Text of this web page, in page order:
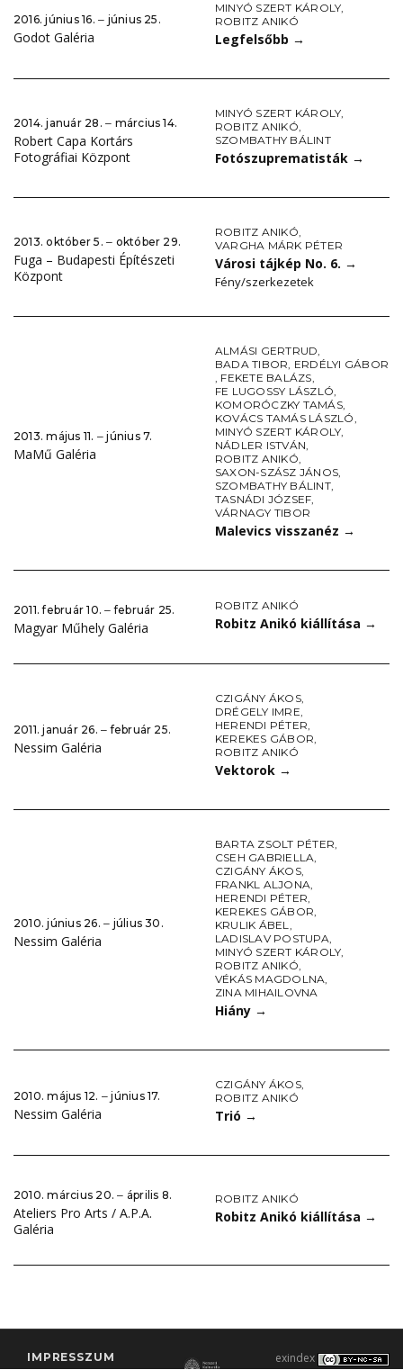
2016. június 16. ‒ június 25.
Godot Galéria
MINYÓ SZERT KÁROLY,
ROBITZ ANIKÓ
Legfelsőbb →
2014. január 28. ‒ március 14.
Robert Capa Kortárs
Fotográfiai Központ
MINYÓ SZERT KÁROLY,
ROBITZ ANIKÓ,
SZOMBATHY BÁLINT
Fotószuprematisták →
2013. október 5. ‒ október 29.
Fuga – Budapesti Építészeti
Központ
ROBITZ ANIKÓ,
VARGHA MÁRK PÉTER
Városi tájkép No. 6. →
Fény/szerkezetek
2013. május 11. ‒ június 7.
MaMű Galéria
ALMÁSI GERTRUD,
BADA TIBOR, ERDÉLYI GÁBOR
, FEKETE BALÁZS,
FE LUGOSSY LÁSZLÓ,
KOMORÓCZKY TAMÁS,
KOVÁCS TAMÁS LÁSZLÓ,
MINYÓ SZERT KÁROLY,
NÁDLER ISTVÁN,
ROBITZ ANIKÓ,
SAXON-SZÁSZ JÁNOS,
SZOMBATHY BÁLINT,
TASNÁDI JÓZSEF,
VÁRNAGY TIBOR
Malevics visszanéz →
2011. február 10. ‒ február 25.
Magyar Műhely Galéria
ROBITZ ANIKÓ
Robitz Anikó kiállítása →
2011. január 26. ‒ február 25.
Nessim Galéria
CZIGÁNY ÁKOS,
DRÉGELY IMRE,
HERENDI PÉTER,
KEREKES GÁBOR,
ROBITZ ANIKÓ
Vektorok →
2010. június 26. ‒ július 30.
Nessim Galéria
BARTA ZSOLT PÉTER,
CSEH GABRIELLA,
CZIGÁNY ÁKOS,
FRANKL ALJONA,
HERENDI PÉTER,
KEREKES GÁBOR,
KRULIK ÁBEL,
LADISLAV POSTUPA,
MINYÓ SZERT KÁROLY,
ROBITZ ANIKÓ,
VÉKÁS MAGDOLNA,
ZINA MIHAILOVNA
Hiány →
2010. május 12. ‒ június 17.
Nessim Galéria
CZIGÁNY ÁKOS,
ROBITZ ANIKÓ
Trió →
2010. március 20. ‒ április 8.
Ateliers Pro Arts / A.P.A.
Galéria
ROBITZ ANIKÓ
Robitz Anikó kiállítása →
IMPRESSZUM
exindex